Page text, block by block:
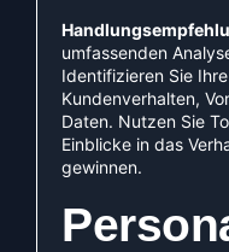
umfassenden
Identifizieren Sie
Kundenverhalten,
Daten. Nutzen Sie
Einblicke in das
gewinnen.